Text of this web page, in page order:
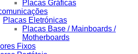
Placas Gráficas
Placas Eletrónicas
Placas Base / Mainboards /
Motherboards
Fixos